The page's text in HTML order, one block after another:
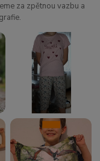
za zpětnou vazbu a